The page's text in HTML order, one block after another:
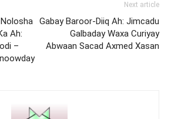
Ah:
–
Next article
Gabay Baroor-Diiq Ah: Jimcadu
Galbaday Waxa Curiyay
Abwaan Sacad Axmed Xasan